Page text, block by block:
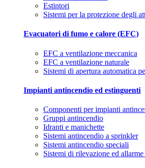
Estintori
Sistemi per la protezione degli
Evacuatori di fumo e calore (EFC)
EFC a ventilazione meccanica
EFC a ventilazione naturale
Sistemi di apertura automatica
Impianti antincendio ed estinguenti
Componenti per impianti
Gruppi antincendio
Idranti e manichette
Sistemi antincendio a sprinkler
Sistemi antincendio speciali
Sistemi di rilevazione ed